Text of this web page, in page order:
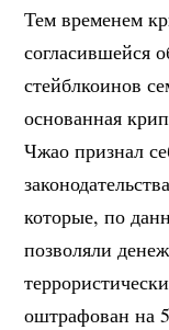
Тем временем
согласившейся
стейблкоинов
основанная
Чжао признал
которые, по
позволяли
оштрафован на